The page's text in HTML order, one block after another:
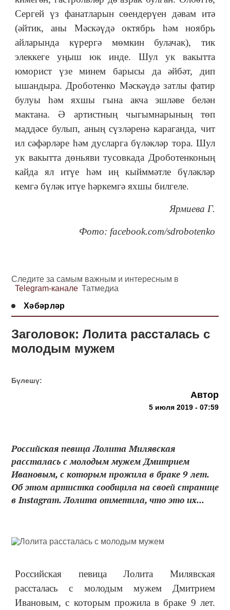
Сергей үз фанатларын сөендерүен дәвам итә
(әйтик, аны Мәскәүдә октябрь һәм ноябрь
айларында күрергә мөмкин булачак), тик
элеккеге уңыш юк инде. Шул ук вакытта
юморист үзе минем барысы да әйбәт, дип
ышандыра. Дроботенко Мәскәүдә затлы фатир
булуы һәм яхшы гына акча эшләве белән
мактана. Ә артистның чыгымнарының төп
маддәсе булып, аның сүзләренә караганда, чит
ил сәфәрләре һәм дусларга бүләкләр тора. Шул
ук вакытта дөньяви тусовкада Дроботенконың
кайда ял итүе һәм иң кыйммәтле бүләкләр
кемгә бүләк итүе һәркемгә яхшы билгеле.
Ярмиева Г.
Фото: facebook.com/sdrobotenko
Следите за самым важным и интересным в
Telegram-канале Татмедиа
Хәбәрләр
Заголовок: Лолита рассталась с
молодым мужем
Бүлешү:
Автор
5 июля 2019 - 07:59
Российская певица Лолита Милявская
рассталась с молодым мужем Дмитрием
Ивановым, с которым прожила в браке 9 лет.
Об этом артистка сообщила на своей странице
в Instagram. Лолита отметила, что это их...
Российская певица Лолита Милявская
рассталась с молодым мужем Дмитрием
Ивановым, с которым прожила в браке 9 лет.